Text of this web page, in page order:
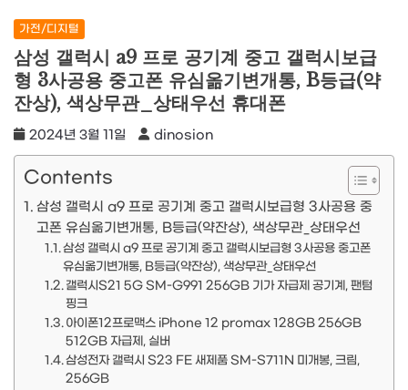
가전/디지털
삼성 갤럭시 a9 프로 공기계 중고 갤럭시보급
형 3사공용 중고폰 유심옮기변개통, B등급(약
잔상), 색상무관_상태우선 휴대폰
2024년 3월 11일 dinosion
Contents
삼성 갤럭시 a9 프로 공기계 중고 갤럭시보급형 3사공용 중
고폰 유심옮기변개통, B등급(약잔상), 색상무관_상태우선
삼성 갤럭시 a9 프로 공기계 중고 갤럭시보급형 3사공용 중고폰
유심옮기변개통, B등급(약잔상), 색상무관_상태우선
갤럭시S21 5G SM-G991 256GB 기가 자급제 공기계, 팬텀
핑크
아이폰12프로맥스 iPhone 12 promax 128GB 256GB
512GB 자급제, 실버
삼성전자 갤럭시 S23 FE 새제품 SM-S711N 미개봉, 크림,
256GB